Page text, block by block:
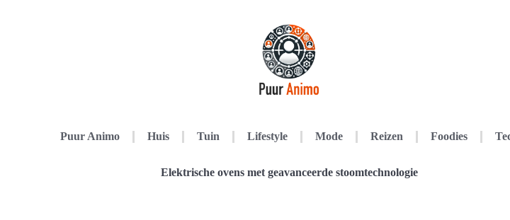
Puur Animo Huis Tuin Lifestyle Mode Reizen Foodies
Elektrische ovens met geavanceerde stoomtechnologie